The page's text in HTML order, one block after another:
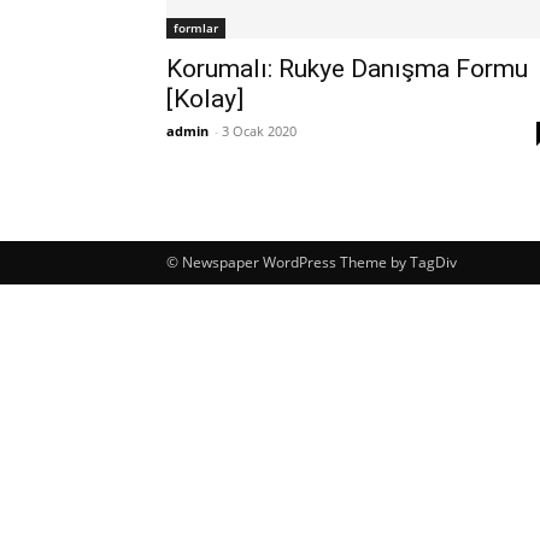
formlar
Korumalı: Rukye Danışma Formu
[Kolay]
admin - 3 Ocak 2020
© Newspaper WordPress Theme by TagDiv